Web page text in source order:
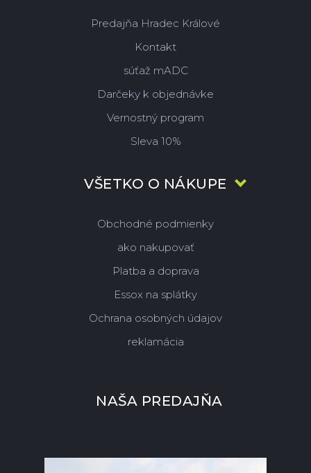
Predajňa Hradec Králové
Kontakt
súťaž mADC
Darčeky k objednávke
Vernostný program
Sleva 10%
VŠETKO O NÁKUPE
Obchodné podmienky
ako nakupovať
Platba a doprava
Essox na splátky
Ochrana osobných údajov
reklamácia
NAŠA PREDAJŇA